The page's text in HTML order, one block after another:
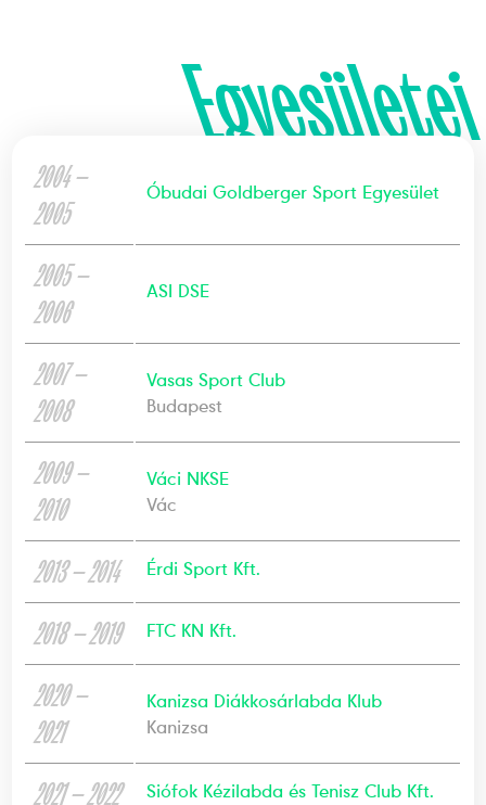
Egyesületei
2004 —
2005
Óbudai Goldberger Sport Egyesület
2005 —
2006
ASI DSE
2007 —
2008
Vasas Sport Club
Budapest
2009 —
2010
Váci NKSE
Vác
2013 — 2014 Érdi Sport Kft.
2018 — 2019 FTC KN Kft.
2020 —
2021
Kanizsa Diákkosárlabda Klub
Kanizsa
2021 — 2022 Siófok Kézilabda és Tenisz Club Kft.